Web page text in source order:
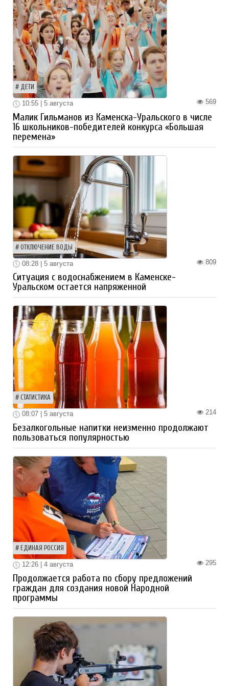
ДЕТИ
569
10:55 | 5 августа
Малик Гильманов из Каменска-Уральского в числе
16 школьников-победителей конкурса «Большая
перемена»
ОТКЛЮЧЕНИЕ ВОДЫ
809
08:28 | 5 августа
Ситуация с водоснабжением в Каменске-
Уральском остается напряженной
СТАТИСТИКА
214
08:07 | 5 августа
Безалкогольные напитки неизменно продолжают
пользоваться популярностью
ЕДИНАЯ РОССИЯ
295
12:26 | 4 августа
Продолжается работа по сбору предложений
граждан для создания новой Народной
программы